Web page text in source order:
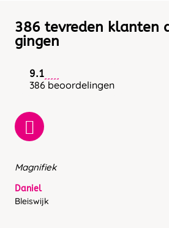
386 tevreden klanten
gingen
9.1
386 beoordelingen
Magnifiek
Daniel
Bleiswijk